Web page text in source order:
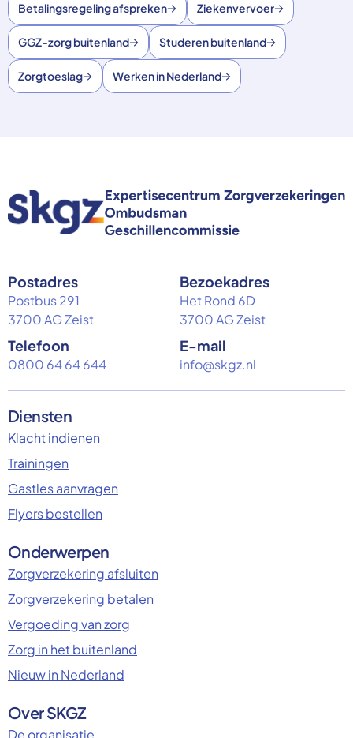
Betalingsregeling afspreken Ziekenvervoer
GGZ-zorg buitenland Studeren buitenland
Zorgtoeslag Werken in Nederland
Postadres
Postbus 291
3700 AG Zeist
Bezoekadres
Het Rond 6D
3700 AG Zeist
Telefoon
0800 64 64 644
E-mail
info@skgz.nl
Diensten
Klacht indienen
Trainingen
Gastles aanvragen
Flyers bestellen
Onderwerpen
Zorgverzekering afsluiten
Zorgverzekering betalen
Vergoeding van zorg
Zorg in het buitenland
Nieuw in Nederland
Over SKGZ
De organisatie